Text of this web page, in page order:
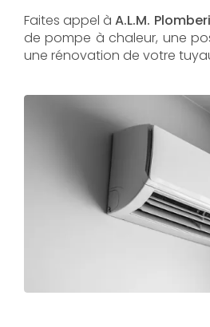
Faites appel àA.L.M.
de pompe à chaleur, une
une rénovation de votre